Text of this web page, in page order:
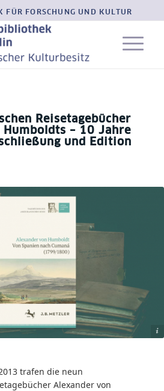
FÜR FORSCHUNG UND KULTUR
Reisetagebücher
– 10 Jahre
und Edition
(Cover) ,Staatsbibliothek zu Berlin (Hintergrund)
trafen die neun
Alexander von